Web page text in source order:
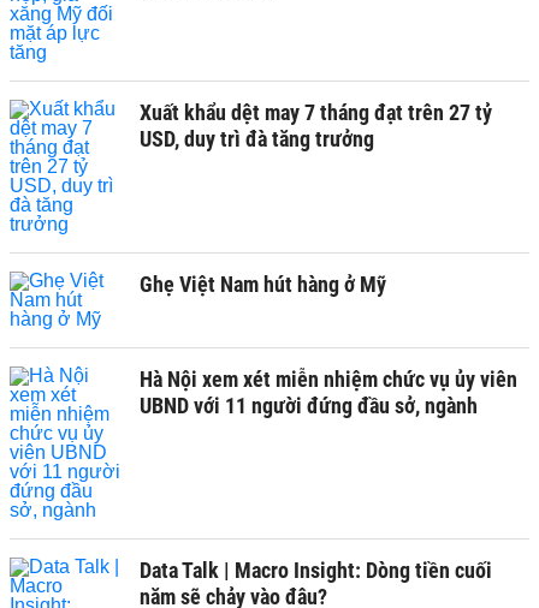
Xuất khẩu dệt may 7 tháng đạt trên 27 tỷ
USD, duy trì đà tăng trưởng
Ghẹ Việt Nam hút hàng ở Mỹ
Hà Nội xem xét miễn nhiệm chức vụ ủy viên
UBND với 11 người đứng đầu sở, ngành
Data Talk | Macro Insight: Dòng tiền cuối
năm sẽ chảy vào đâu?